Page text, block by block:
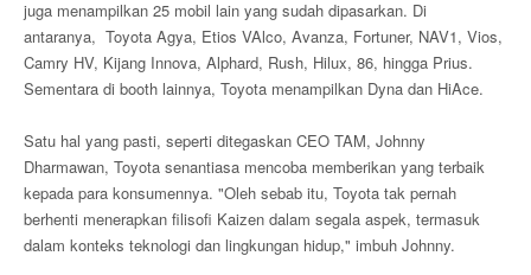
juga menampilkan 25 mobil lain yang sudah dipasarkan. Di
antaranya, Toyota Agya, Etios VAlco, Avanza, Fortuner, NAV1, Vios,
Camry HV, Kijang Innova, Alphard, Rush, Hilux, 86, hingga Prius.
Sementara di booth lainnya, Toyota menampilkan Dyna dan HiAce.
Satu hal yang pasti, seperti ditegaskan CEO TAM, Johnny
Dharmawan, Toyota senantiasa mencoba memberikan yang terbaik
kepada para konsumennya. "Oleh sebab itu, Toyota tak pernah
berhenti menerapkan filisofi Kaizen dalam segala aspek, termasuk
dalam konteks teknologi dan lingkungan hidup," imbuh Johnny.